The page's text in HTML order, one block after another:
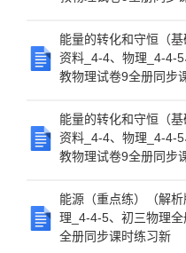
能量的转化和守恒（
资料_4-4、物理_4-4-
教物理试卷9全册同步
能量的转化和守恒（
资料_4-4、物理_4-4-
教物理试卷9全册同步
能源（重点练）（解
理_4-4-5、初三物理
全册同步课时练习新